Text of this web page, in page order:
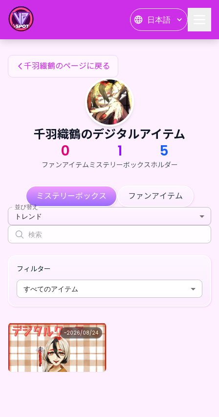
日本語
千羽織鶴のファンアイテム
千羽織鶴のページに戻る
千羽織鶴のデジタルアイテム
0
ファンアイテム
1
ミステリーボックス
5
ホルダー
ミステリーボックス ファンアイテム
並び替え
トレンド
フィルター
すべてのアイテム
~2026/08/24
千羽織鶴
千羽織鶴 ×Vガスト開店！
最低価格
¥1,100 購入はこちら
千羽織鶴のファンアイテム — 24karat